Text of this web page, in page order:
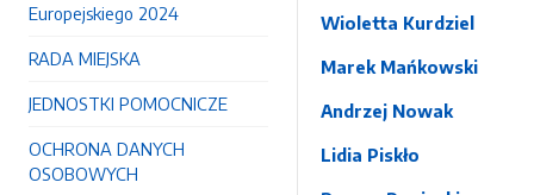
Europejskiego 2024
RADA MIEJSKA
JEDNOSTKI POMOCNICZE
OCHRONA DANYCH
OSOBOWYCH
Wioletta Kurdziel
Marek Mańkowski
Andrzej Nowak
Lidia Piskło